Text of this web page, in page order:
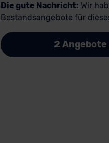
Die gute Nachricht: Wir
Bestandsangebote für
2